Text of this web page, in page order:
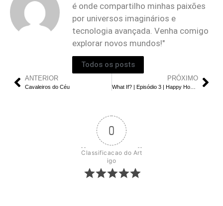
é onde compartilho minhas paixões
por universos imaginários e
tecnologia avançada. Venha comigo
explorar novos mundos!"
Todos os posts
ANTERIOR
Cavaleiros do Céu
PRÓXIMO
What If? | Episódio 3 | Happy Hogan Obterá um Antídoto?
0
Classificacao do Art
igo